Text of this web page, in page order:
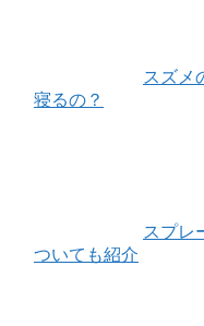
スズメ
寝るの？
スプレ
ついても紹介